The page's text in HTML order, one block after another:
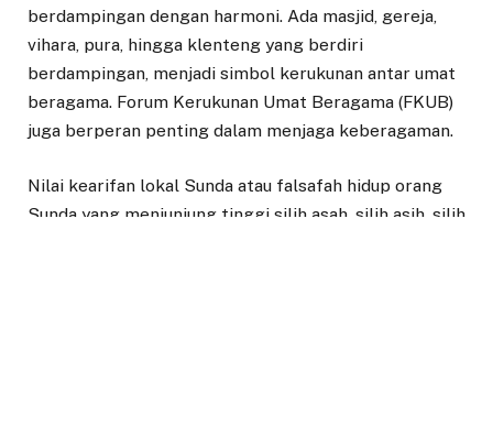
berdampingan dengan harmoni. Ada masjid, gereja,
vihara, pura, hingga klenteng yang berdiri
berdampingan, menjadi simbol kerukunan antar umat
beragama. Forum Kerukunan Umat Beragama (FKUB)
juga berperan penting dalam menjaga keberagaman.
Nilai kearifan lokal Sunda atau falsafah hidup orang
Sunda yang menjunjung tinggi silih asah, silih asih, silih